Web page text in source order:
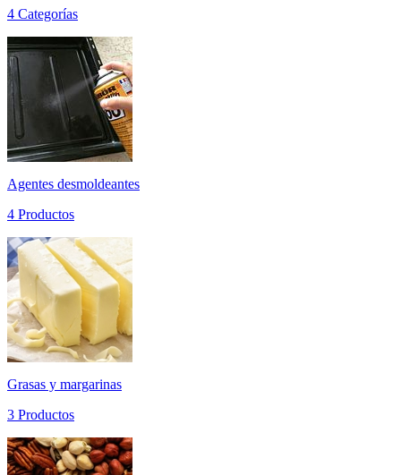
4 Categorías
Agentes desmoldeantes
4 Productos
Grasas y margarinas
3 Productos